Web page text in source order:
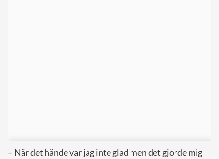
– När det hände var jag inte glad men det gjorde mig